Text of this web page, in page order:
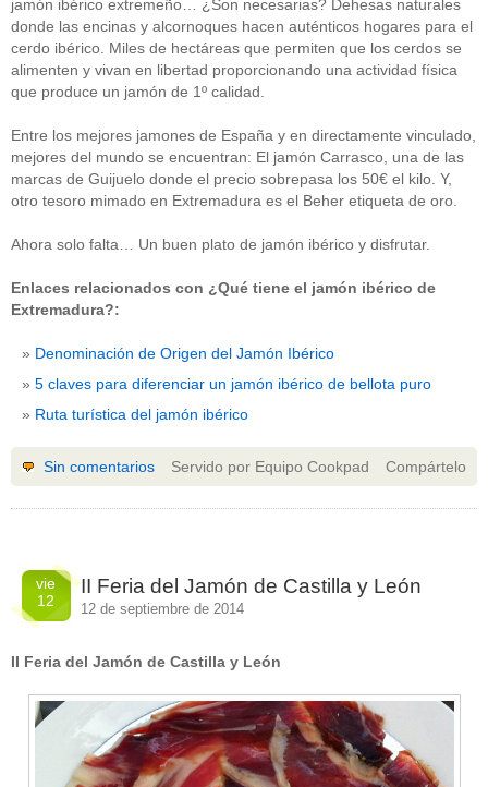
jamón ibérico extremeño… ¿Son necesarias? Dehesas naturales
donde las encinas y alcornoques hacen auténticos hogares para el
cerdo ibérico. Miles de hectáreas que permiten que los cerdos se
alimenten y vivan en libertad proporcionando una actividad física
que produce un jamón de 1º calidad.
Entre los mejores jamones de España y en directamente vinculado,
mejores del mundo se encuentran: El jamón Carrasco, una de las
marcas de Guijuelo donde el precio sobrepasa los 50€ el kilo. Y,
otro tesoro mimado en Extremadura es el Beher etiqueta de oro.
Ahora solo falta… Un buen plato de jamón ibérico y disfrutar.
Enlaces relacionados con ¿Qué tiene el jamón ibérico de
Extremadura?:
Denominación de Origen del Jamón Ibérico
5 claves para diferenciar un jamón ibérico de bellota puro
Ruta turística del jamón ibérico
Servido por Equipo Cookpad
Sin comentarios Compártelo
vie
12
II Feria del Jamón de Castilla y León
12 de septiembre de 2014
II Feria del Jamón de Castilla y León